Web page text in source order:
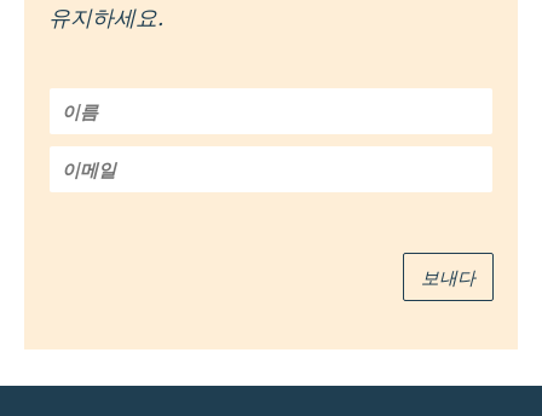
유지하세요.
름
*
메
보내다